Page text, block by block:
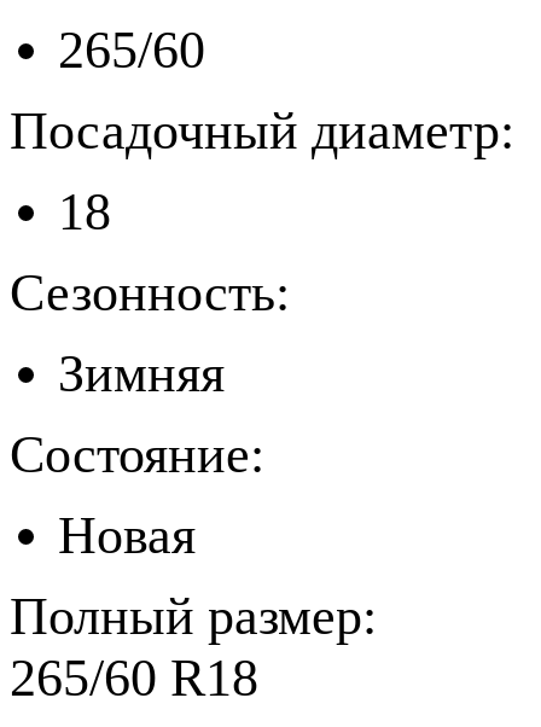
265/60
Посадочный диаметр:
18
Сезонность:
Зимняя
Состояние:
Новая
Полный размер:
265/60 R18